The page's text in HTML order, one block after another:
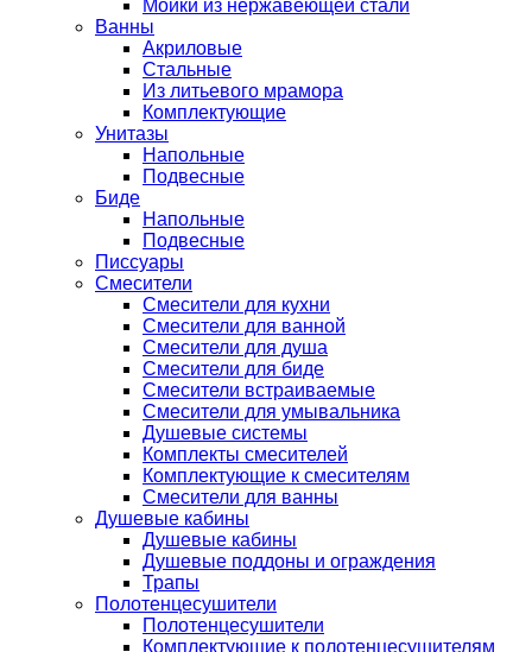
Мойки из нержавеющей стали
Ванны
Акриловые
Стальные
Из литьевого мрамора
Комплектующие
Унитазы
Напольные
Подвесные
Биде
Напольные
Подвесные
Писсуары
Смесители
Смесители для кухни
Смесители для ванной
Смесители для душа
Смесители для биде
Смесители встраиваемые
Смесители для умывальника
Душевые системы
Комплекты смесителей
Комплектующие к смесителям
Смесители для ванны
Душевые кабины
Душевые кабины
Душевые поддоны и ограждения
Трапы
Полотенцесушители
Полотенцесушители
Комплектующие к полотенцесушителям